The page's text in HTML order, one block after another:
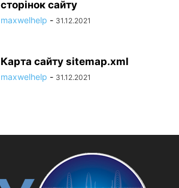
сторінок сайту
maxwelhelp - 31.12.2021
Карта сайту sitemap.xml
maxwelhelp - 31.12.2021